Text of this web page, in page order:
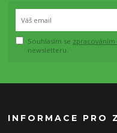
Souhlasím se
newsletteru.
INFORMACE PRO